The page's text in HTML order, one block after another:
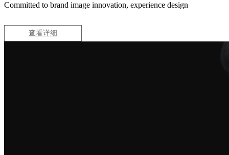
Committed to brand image innovation, experience design
查看详细